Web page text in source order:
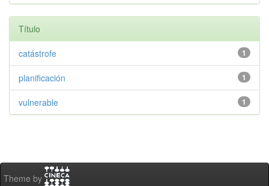
Título
1
catástrofe
1
planificación
1
vulnerable
Theme by